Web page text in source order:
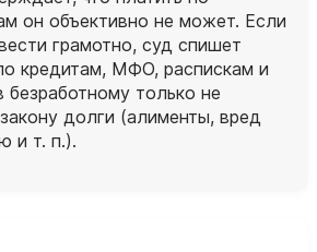
он объективно не может. Если
грамотно, суд спишет
кредитам, МФО, распискам и
безработному только не
долги (алименты, вред
и т. п.).